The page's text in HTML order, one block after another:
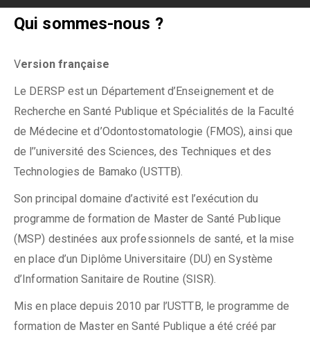
SkipQui sommes-nous ?
Version française
Le DERSP est un Département d’Enseignement et de
Recherche en Santé Publique et Spécialités de la Faculté
de Médecine et d’Odontostomatologie (FMOS), ainsi que
de l’’université des Sciences, des Techniques et des
Technologies de Bamako (USTTB).
Son principal domaine d’activité est l’exécution du
programme de formation de Master de Santé Publique
(MSP) destinées aux professionnels de santé, et la mise
en place d’un Diplôme Universitaire (DU) en Système
d’Information Sanitaire de Routine (SISR).
Mis en place depuis 2010 par l’USTTB, le programme de
formation de Master en Santé Publique a été créé par